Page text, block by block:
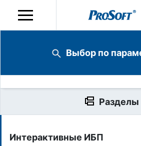
Интерактивные ИБП
Выбор по
Разделы